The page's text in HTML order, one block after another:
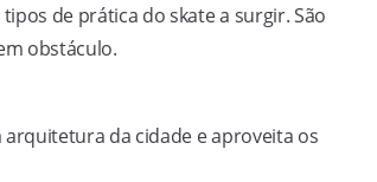
de prática do skate a surgir. São
obstáculo.
da cidade e aproveita os